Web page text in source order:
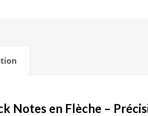
Notes en Flèche –